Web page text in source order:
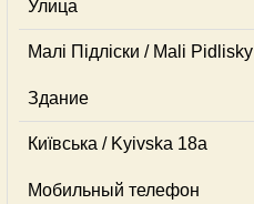
Улица
Малі Підліски / Mali Pidlisky
Здание
Київська / Kyivska 18а
Мобильный телефон